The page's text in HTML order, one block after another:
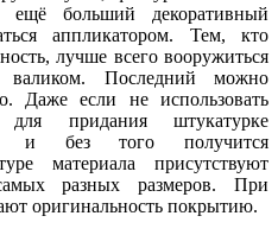
больший декоративный
аппликатором. Тем, кто
лучше всего вооружиться
Последний можно
Даже если не использовать
для придания штукатурке
и без того получится
материала присутствуют
разных размеров. При
оригинальность покрытию.